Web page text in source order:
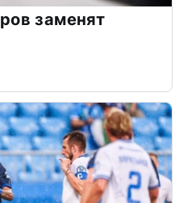
заменят